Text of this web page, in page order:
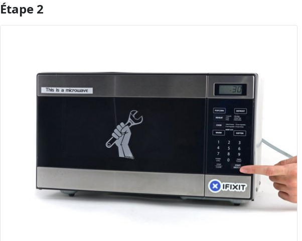
Ajouter un commentaire
Étape 2